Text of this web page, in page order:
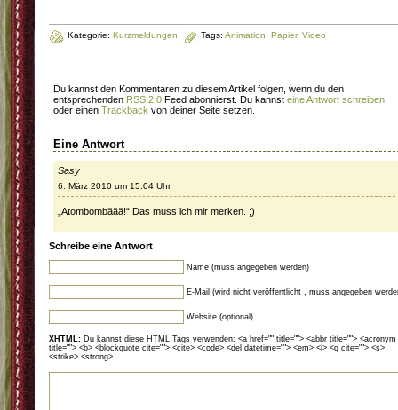
Kategorie: Kurzmeldungen Tags: Animation Papier, Video
Du kannst den Kommentaren zu diesem Artikel folgen, wenn du den
entsprechenden RSS 2.0 Feed abonnierst. Du kannst eine Antwort schreiben
oder einen Trackback von deiner Seite setzen.
Eine Antwort
Sasy
6. März 2010 um 15:04 Uhr
„Atombombäää!“ Das muss ich mir merken. ;)
Schreibe eine Antwort
Name (muss angegeben werden)
E-Mail (wird nicht veröffentlicht , muss angegeben
Website (optional)
XHTML: Du kannst diese HTML Tags verwenden: <a href="" title=""> <abbr title=""> <acronym
title=""> <b> <blockquote cite=""> <cite> <code> <del datetime=""> <em> <i> <q cite=""> <s>
<strike> <strong>